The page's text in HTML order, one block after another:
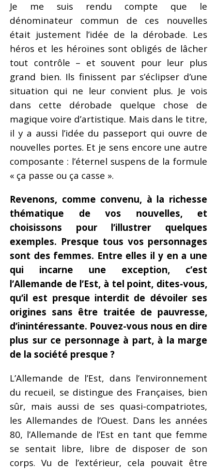
Je me suis rendu compte que le
dénominateur commun de ces nouvelles
était justement l’idée de la dérobade. Les
héros et les héroïnes sont obligés de lâcher
tout contrôle – et souvent pour leur plus
grand bien. Ils finissent par s’éclipser d’une
situation qui ne leur convient plus. Je vois
dans cette dérobade quelque chose de
magique voire d’artistique. Mais dans le titre,
il y a aussi l’idée du passeport qui ouvre de
nouvelles portes. Et je sens encore une autre
composante : l’éternel suspens de la formule
« ça passe ou ça casse ».
Revenons, comme convenu, à la richesse
thématique de vos nouvelles, et
choisissons pour l’illustrer quelques
exemples. Presque tous vos personnages
sont des femmes. Entre elles il y en a une
qui incarne une exception, c’est
l’Allemande de l’Est, à tel point, dites-vous,
qu’il est presque interdit de dévoiler ses
origines sans être traitée de pauvresse,
d’inintéressante. Pouvez-vous nous en dire
plus sur ce personnage à part, à la marge
de la société presque ?
L’Allemande de l’Est, dans l’environnement
du recueil, se distingue des Françaises, bien
sûr, mais aussi de ses quasi-compatriotes,
les Allemandes de l’Ouest. Dans les années
80, l’Allemande de l’Est en tant que femme
se sentait libre, libre de disposer de son
corps. Vu de l’extérieur, cela pouvait être